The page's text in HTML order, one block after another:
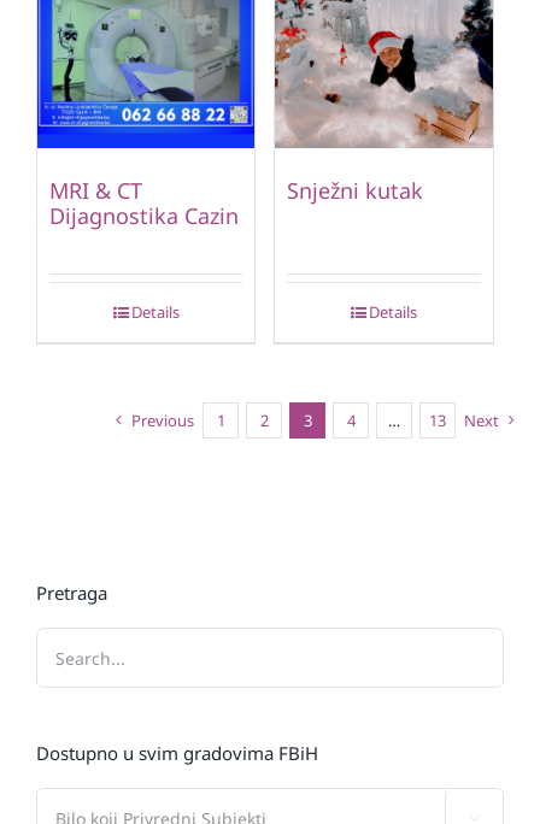
MRI & CT
Dijagnostika Cazin
Details
Snježni kutak
Details
Previous 1 2 3 4 … 13 Next
Pretraga
Dostupno u svim gradovima FBiH